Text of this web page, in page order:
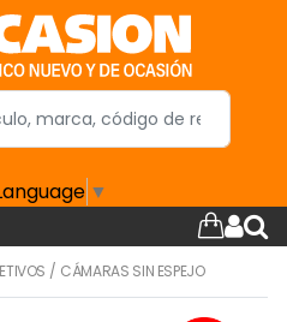
▼
/ CÁMARAS SIN ESPEJO